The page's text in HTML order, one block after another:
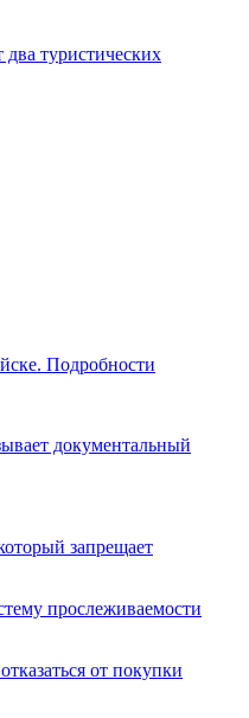
туристических
Подробности
документальный
запрещает
прослеживаемости
от покупки